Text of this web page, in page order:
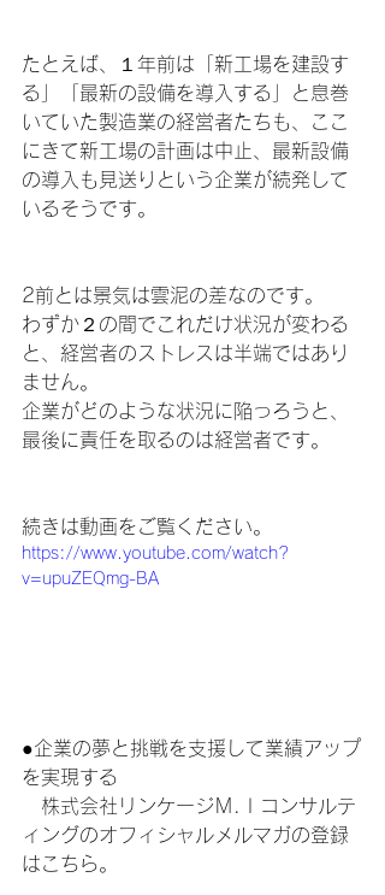
たとえば、１年前は「新工場を建設す
る」「最新の設備を導入する」と息巻
いていた製造業の経営者たちも、ここ
にきて新工場の計画は中止、最新設備
の導入も見送りという企業が続発して
いるそうです。
2前とは景気は雲泥の差なのです。
わずか２の間でこれだけ状況が変わる
と、経営者のストレスは半端ではあり
ません。
企業がどのような状況に陥っろうと、
最後に責任を取るのは経営者です。
続きは動画をご覧ください。
https://www.youtube.com/watch?
v=upuZEQmg-BA
●企業の夢と挑戦を支援して業績アップ
を実現する
株式会社リンケージＭ.Ｉコンサルテ
ィングのオフィシャルメルマガの登録
はこちら。